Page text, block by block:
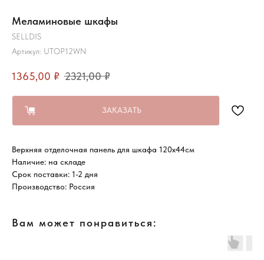
Меламиновые шкафы
SELLDIS
Артикул: UTOP12WN
1365,00 ₽ 2321,00 ₽
ЗАКАЗАТЬ
Верхняя отделочная панель для шкафа 120х44см
Наличие: на складе
Срок поставки: 1-2 дня
Производство: Россия
Вам может понравиться: